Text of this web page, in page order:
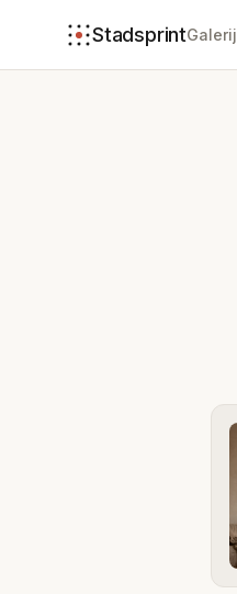
StadsprintGalerij